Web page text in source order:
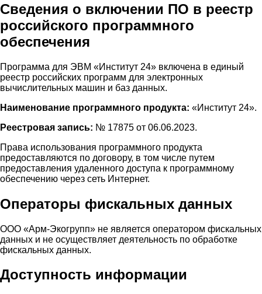
Сведения о включении ПО в реестр
российского программного
обеспечения
Программа для ЭВМ «Институт 24» включена в единый
реестр российских программ для электронных
вычислительных машин и баз данных.
Наименование программного продукта: «Институт 24».
Реестровая запись: № 17875 от 06.06.2023.
Права использования программного продукта
предоставляются по договору, в том числе путем
предоставления удаленного доступа к программному
обеспечению через сеть Интернет.
Операторы фискальных данных
ООО «Арм-Экогрупп» не является оператором фискальных
данных и не осуществляет деятельность по обработке
фискальных данных.
Доступность информации